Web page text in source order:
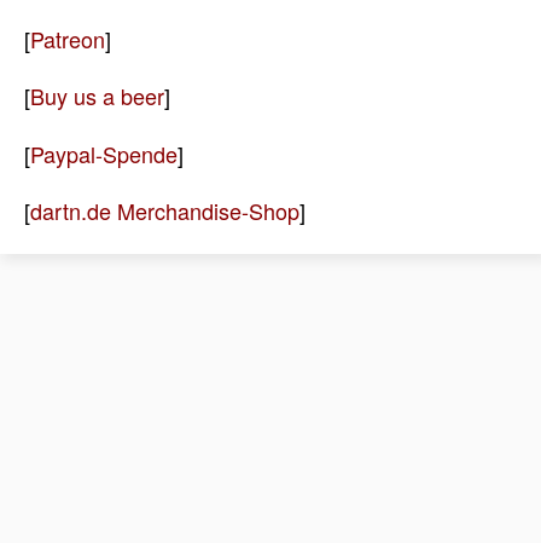
[Patreon]
[Buy us a beer]
[Paypal-Spende]
[dartn.de Merchandise-Shop]